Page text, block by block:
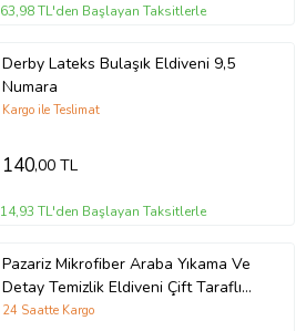
63,98 TL'den Başlayan Taksitlerle
Derby Lateks Bulaşık Eldiveni 9,5
Numara
Kargo ile Teslimat
140,00 TL
14,93 TL'den Başlayan Taksitlerle
Pazariz Mikrofiber Araba Yıkama Ve
Detay Temizlik Eldiveni Çift Taraflı
22x13Cm (Sarı)
24 Saatte Kargo